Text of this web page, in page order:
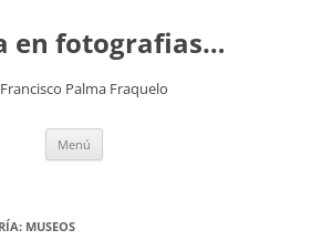
en fotografias…
Palma Fraquelo
Menú
MUSEOS